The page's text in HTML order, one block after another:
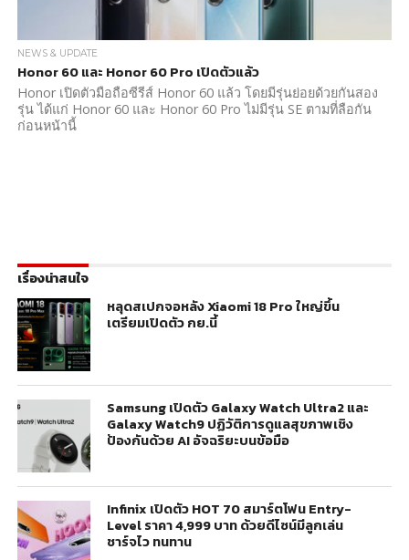
NEWS & UPDATE
Honor 60 และ Honor 60 Pro เปิดตัวแล้ว
Honor เปิดตัวมือถือซีรีส์ Honor 60 แล้ว โดยมีรุ่นย่อยด้วยกันสอง
รุ่น ได้แก่ Honor 60 และ Honor 60 Pro ไม่มีรุ่น SE ตามที่ลือกัน
ก่อนหน้านี้
เรื่องน่าสนใจ
หลุดสเปกจอหลัง Xiaomi 18 Pro ใหญ่ขึ้น
เตรียมเปิดตัว กย.นี้
Samsung เปิดตัว Galaxy Watch Ultra2 และ
Galaxy Watch9 ปฏิวัติการดูแลสุขภาพเชิง
ป้องกันด้วย AI อัจฉริยะบนข้อมือ
Infinix เปิดตัว HOT 70 สมาร์ตโฟน Entry-
Level ราคา 4,999 บาท ด้วยดีไซน์มีลูกเล่น
ชาร์จไว ทนทาน